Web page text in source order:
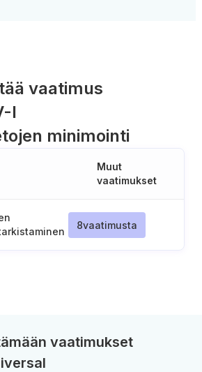
vaatimus
I
minimointi
Muut
vaatimukset
8vaatimusta
vaatimukset